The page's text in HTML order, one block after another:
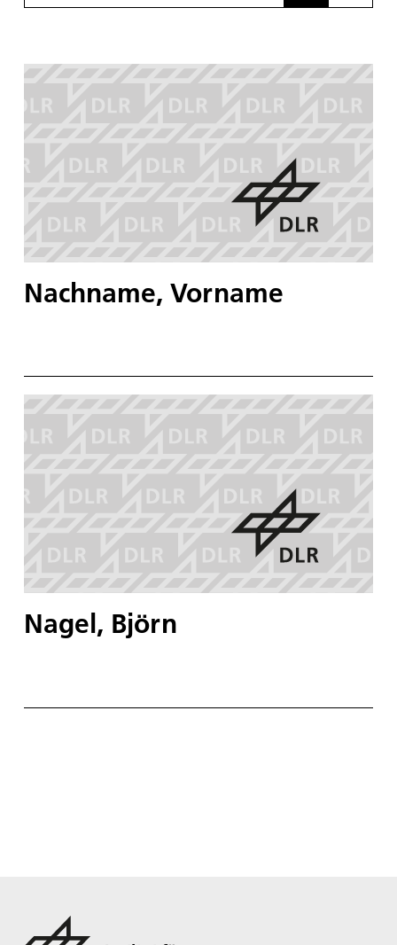
Nachname, Vorname
Nagel, Björn